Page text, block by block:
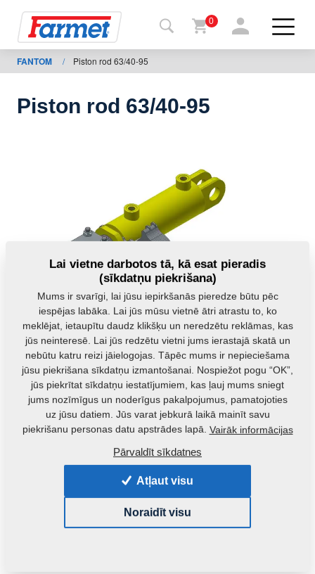
Atpakaļ
uz
Lejupielādei
0
FANTOM / Piston rod 63/40-95
Piston rod 63/40-95
Izstrādājuma kods: 4015781
Oriģinālais kataloga numurs:
4014231
Šo detaļu ir iespējams izmantot arī šādām iekārtām:
Masa: 10,1020 Kg
Lai vietne darbotos tā, kā esat pieradis
(sīkdatņu piekrišana)
Mums ir svarīgi, lai jūsu iepirkšanās pieredze būtu pēc
iespējas labāka. Lai jūs mūsu vietnē ātri atrastu to, ko
meklējat, ietaupītu daudz klikšķu un neredzētu reklāmas, kas
jūs neinteresē. Lai jūs redzētu vietni jums ierastajā skatā un
nebūtu katru reizi jāielogojas. Tāpēc mums ir nepieciešama
jūsu piekrišana sīkdatņu izmantošanai. Nospiežot pogu “OK”,
jūs piekrītat sīkdatņu iestatījumiem, kas ļauj mums sniegt
jums nozīmīgus un noderīgus pakalpojumus, pamatojoties
uz jūsu datiem. Jūs varat jebkurā laikā mainīt savu
piekrišanu personas datu apstrādes lapā. Vairāk informācijas
Pārvaldīt sīkdatnes
Atļaut visu
Noraidīt visu